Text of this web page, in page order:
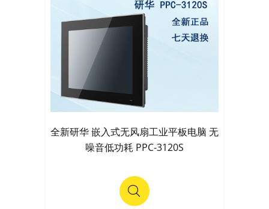
全新研华 嵌入式无风扇工业平板电脑 无
噪音低功耗 PPC-3120S